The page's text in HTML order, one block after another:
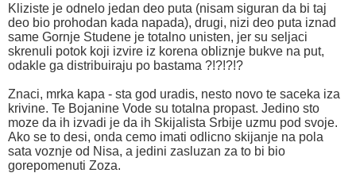
Kliziste je odnelo jedan deo puta (nisam siguran da bi taj
deo bio prohodan kada napada), drugi, nizi deo puta iznad
same Gornje Studene je totalno unisten, jer su seljaci
skrenuli potok koji izvire iz korena obliznje bukve na put,
odakle ga distribuiraju po bastama ?!?!?!?
Znaci, mrka kapa - sta god uradis, nesto novo te saceka iza
krivine. Te Bojanine Vode su totalna propast. Jedino sto
moze da ih izvadi je da ih Skijalista Srbije uzmu pod svoje.
Ako se to desi, onda cemo imati odlicno skijanje na pola
sata voznje od Nisa, a jedini zasluzan za to bi bio
gorepomenuti Zoza.